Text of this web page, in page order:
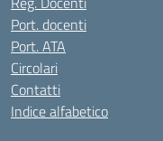
Port. docenti
Port. ATA
Circolari
Contatti
Indice alfabetico